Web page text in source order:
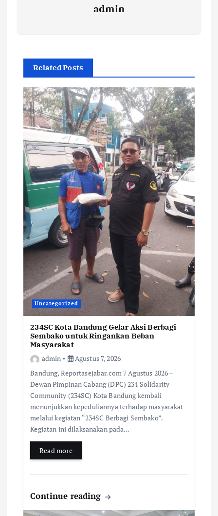
admin
Related Posts
Uncategorized
234SC Kota Bandung Gelar Aksi Berbagi
Sembako untuk Ringankan Beban
Masyarakat
admin
Agustus 7, 2026
Bandung, Reportasejabar.com 7 Agustus 2026 –
Dewan Pimpinan Cabang (DPC) 234 Solidarity
Community (234SC) Kota Bandung kembali
menunjukkan kepeduliannya terhadap masyarakat
melalui kegiatan “234SC Berbagi Sembako”.
Kegiatan ini dilaksanakan pada…
Read more
Continue reading